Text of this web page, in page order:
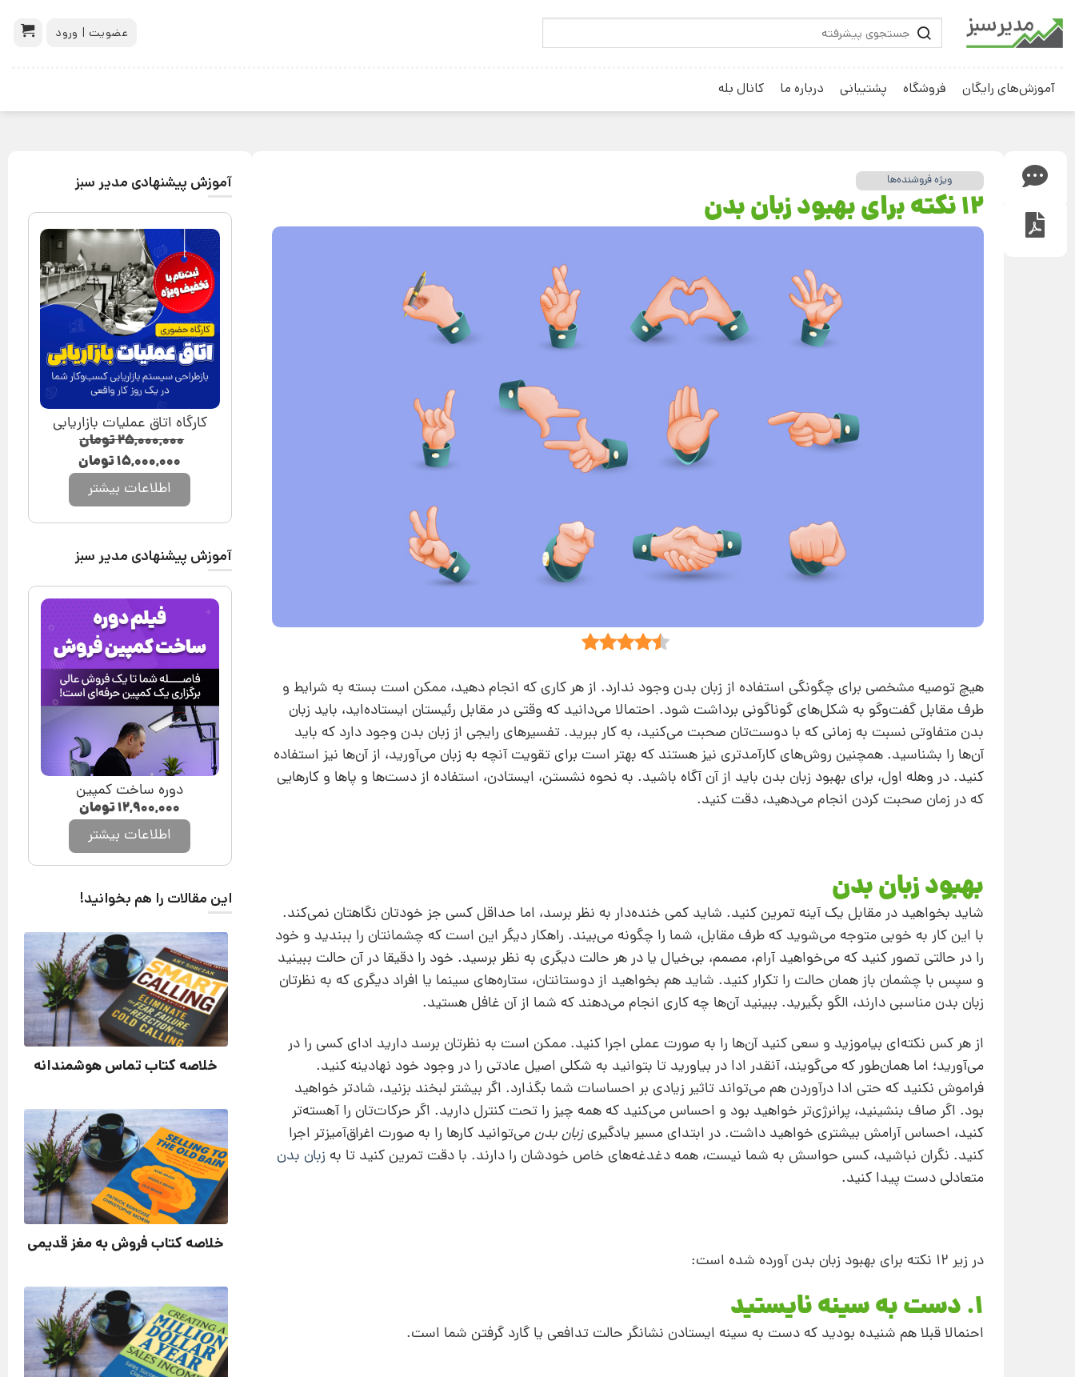
عضویت | ورود
آموزش‌های رایگان فروشگاه پشتیبانی درباره ما کانال بله
ویژه فروشنده‌ها
12 نکته برای بهبود زبان بدن
هیچ توصیه مشخصی برای چگونگی استفاده از زبان بدن وجود ندارد. از هر کاری که انجام دهید،‌ ممکن است بسته به شرایط و
طرف مقابل گفت‌وگو به شکل‌های گوناگونی برداشت شود. احتمالا می‌دانید که وقتی در مقابل رئیستان ایستاده‌اید، باید زبان
بدن متفاوتی نسبت به زمانی که با دوست‌تان صحبت می‌کنید، به کار ببرید. تفسیرهای رایجی از زبان بدن وجود دارد که باید
آن‌ها را بشناسید. همچنین روش‌های کارآمدتری نیز هستند که بهتر است برای تقویت آنچه به زبان می‌آورید، ‌از آن‌ها نیز استفاده
کنید. در وهله اول،‌ برای بهبود زبان بدن باید از آن آگاه باشید. به نحوه نشستن، ایستادن، استفاده از دست‌ها و پاها و کارهایی
که در زمان صحبت کردن انجام می‌دهید، دقت کنید.
بهبود زبان بدن
شاید بخواهید در مقابل یک آینه تمرین کنید. شاید کمی خنده‌دار به نظر برسد، اما حداقل کسی جز خودتان نگاهتان نمی‌کند.
با این کار به خوبی متوجه می‌شوید که طرف مقابل، شما را چگونه می‌بیند. راهکار دیگر این است که چشمانتان را ببندید و خود
را در حالتی تصور کنید که می‌خواهید آرام، مصمم، بی‌خیال یا در هر حالت دیگری به نظر برسید. خود را دقیقا در آن حالت ببینید
و سپس با چشمان باز همان حالت را تکرار کنید. شاید هم بخواهید از دوستانتان، ستاره‌های سینما یا افراد دیگری که به نظرتان
زبان بدن مناسبی دارند، الگو بگیرید. ببینید آن‌ها چه کاری انجام می‌دهند که شما از آن غافل هستید.
از هر کس نکته‌ای بیاموزید و سعی کنید آن‌ها را به صورت عملی اجرا کنید. ممکن است به نظرتان برسد دارید ادای کسی را در
می‌آورید؛ اما همان‌طور که می‌گویند، آنقدر ادا در بیاورید تا بتوانید به شکلی اصیل عادتی را در وجود خود نهادینه کنید.
فراموش نکنید که حتی ادا درآوردن هم می‌تواند تاثیر زیادی بر احساسات شما بگذارد. اگر بیشتر لبخند بزنید، شادتر خواهید
بود. اگر صاف بنشینید، پرانرژی‌تر خواهید بود و احساس می‌کنید که همه چیز را تحت کنترل دارید. اگر حرکات‌تان را آهسته‌تر
کنید، احساس آرامش بیشتری خواهید داشت. در ابتدای مسیر یادگیریزبان بدنمی‌توانید کارها را به صورت اغراق‌آمیزتر اجرا
کنید. نگران نباشید، کسی حواسش به شما نیست، همه دغدغه‌های خاص خودشان را دارند. با دقت تمرین کنید تا به زبان بدن
متعادلی دست پیدا کنید.
در زیر 12 نکته برای بهبود زبان بدن آورده شده است:
1. دست به سینه نایستید
احنمالا قبلا هم شنیده بودید که دست به سینه ایستادن نشانگر حالت تدافعی یا گارد گرفتن شما است.
آموزش پیشنهادی مدیر سبز
کارگاه اتاق عملیات بازاریابی
۲۵,۰۰۰,۰۰۰تومان
۱۵,۰۰۰,۰۰۰تومان
اطلاعات بیشتر
آموزش پیشنهادی مدیر سبز
دوره ساخت کمپین
۱۲,۹۰۰,۰۰۰تومان
اطلاعات بیشتر
این مقالات را هم بخوانید!
خلاصه کتاب ‌تماس هوشمندانه
خلاصه کتاب فروش به مغز قدیمی